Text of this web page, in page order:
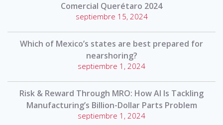
Comercial Querétaro 2024
septiembre 15, 2024
Which of Mexico’s states are best prepared for
nearshoring?
septiembre 1, 2024
Risk & Reward Through MRO: How AI Is Tackling
Manufacturing’s Billion-Dollar Parts Problem
septiembre 1, 2024